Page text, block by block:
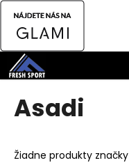
Prejsť
na
obsah
Asadi
Žiadne produkty značky
K
š
k
Späť
Späť
Č
o
p
t